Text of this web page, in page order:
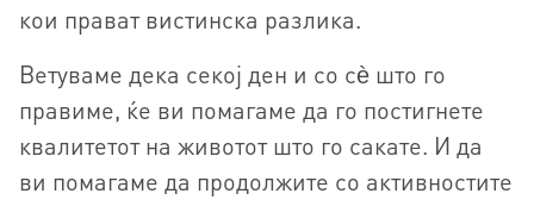
кои прават вистинска разлика.
Ветуваме дека секој ден и со сѐ што го
правиме, ќе ви помагаме да го постигнете
квалитетот на животот што го сакате. И да
ви помагаме да продолжите со активностите